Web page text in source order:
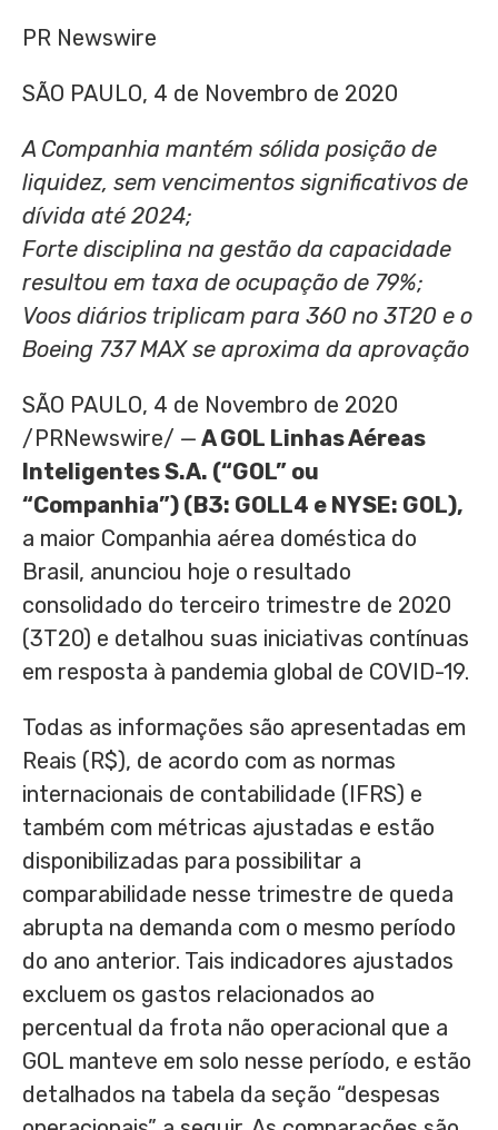
PR Newswire
SÃO PAULO, 4 de Novembro de 2020
A Companhia mantém sólida posição de
liquidez, sem vencimentos significativos de
dívida até 2024;
Forte disciplina na gestão da capacidade
resultou em taxa de ocupação de 79%;
Voos diários triplicam para 360 no 3T20 e o
Boeing 737 MAX se aproxima da aprovação
SÃO PAULO, 4 de Novembro de 2020
/PRNewswire/ — A GOL Linhas Aéreas
Inteligentes S.A. (“GOL” ou
“Companhia”) (B3: GOLL4 e NYSE: GOL),
a maior Companhia aérea doméstica do
Brasil, anunciou hoje o resultado
consolidado do terceiro trimestre de 2020
(3T20) e detalhou suas iniciativas contínuas
em resposta à pandemia global de COVID-19.
Todas as informações são apresentadas em
Reais (R$), de acordo com as normas
internacionais de contabilidade (IFRS) e
também com métricas ajustadas e estão
disponibilizadas para possibilitar a
comparabilidade nesse trimestre de queda
abrupta na demanda com o mesmo período
do ano anterior. Tais indicadores ajustados
excluem os gastos relacionados ao
percentual da frota não operacional que a
GOL manteve em solo nesse período, e estão
detalhados na tabela da seção “despesas